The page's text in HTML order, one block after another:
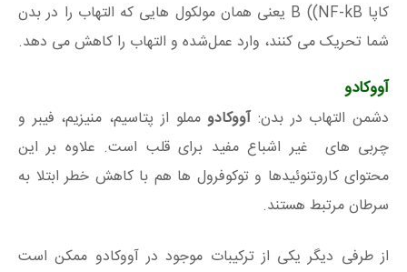
کاپا B ((NF-kB یعنی همان مولکول هایی که التهاب را در بدن
شما تحریک می کنند، وارد عمل‌شده و التهاب را کاهش می دهد.
آووکادو
دشمن التهاب در بدن: آووکادومملو از پتاسیم، منیزیم، فیبر و
چربی‌ های غیر اشباع مفید برای قلب است. علاوه بر این
محتوای کاروتنوئیدها و توکوفرول ها هم با کاهش خطر ابتلا به
سرطان مرتبط هستند.
از طرفی دیگر یکی از ترکیبات موجود در آووکادو ممکن است